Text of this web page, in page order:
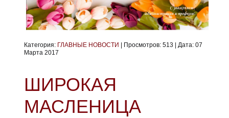
Категория: ГЛАВНЫЕ НОВОСТИ | Просмотров: 513 | Дата: 07
Марта 2017
ШИРОКАЯ
МАСЛЕНИЦА